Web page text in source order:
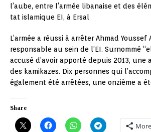
l’aube, entre l’armée libanaise et des
tat islamique EI, à Ersal
L’armée a réussi à arrêter Ahmad
responsable au sein de l’EI. Surnommé
accusé d’avoir apporté depuis 2013, une
des kamikazes. Dix personnes qui
également été arrêtées, une onzième a
Share
More